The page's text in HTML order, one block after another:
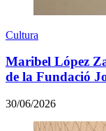
Cultura
Maribel López
de la Fundació
30/06/2026